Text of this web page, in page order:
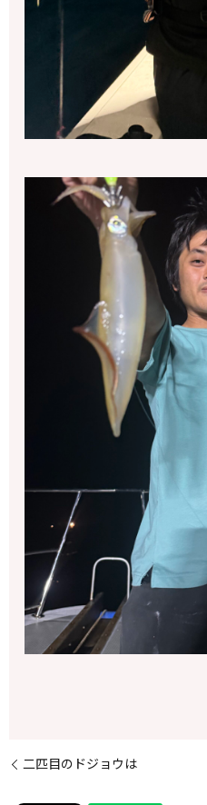
二匹目のドジョウは